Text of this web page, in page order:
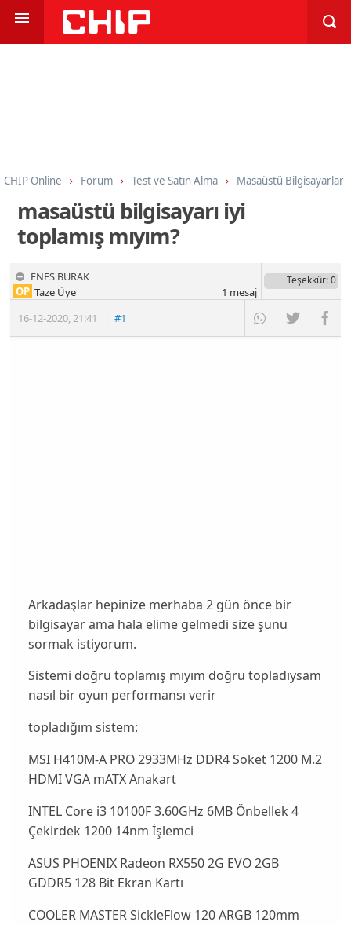
CHIP Online Forum Test ve Satın Alma Masaüstü Bilgisayarlar
masaüstü bilgisayarı iyi
toplamış mıyım?
ENES BURAK
16-12-2020,21:41 |#1
OP Taze Üye
Teşekkür: 0
1 mesaj
Arkadaşlar hepinize merhaba 2 gün önce bir
bilgisayar ama hala elime gelmedi size şunu
sormak istiyorum.
Sistemi doğru toplamış mıyım doğru topladıysam
nasıl bir oyun performansı verir
topladığım sistem:
MSI H410M-A PRO 2933MHz DDR4 Soket 1200 M.2
HDMI VGA mATX Anakart
INTEL Core i3 10100F 3.60GHz 6MB Önbellek 4
Çekirdek 1200 14nm İşlemci
ASUS PHOENIX Radeon RX550 2G EVO 2GB
GDDR5 128 Bit Ekran Kartı
COOLER MASTER SickleFlow 120 ARGB 120mm